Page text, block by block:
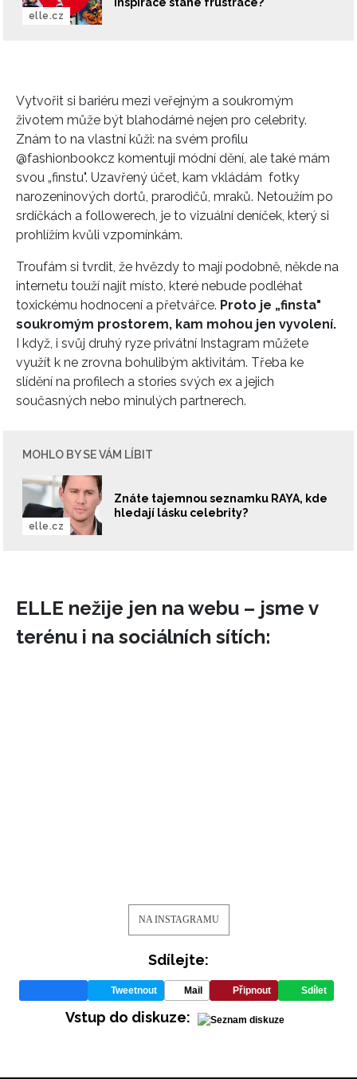
INFORMACE
REDAKCE
elle.cz
Vytvořit si bariéru mezi veřejným a soukromým
životem může být blahodárné nejen pro celebrity.
Znám to na vlastní kůži: na svém profilu
@fashionbookcz komentuji módní dění, ale také mám
svou „finstu". Uzavřený účet, kam vkládám fotky
narozeninových dortů, prarodičů, mraků. Netoužím po
srdíčkách a followerech, je to vizuální deníček, který si
prohlížím kvůli vzpomínkám.
Troufám si tvrdit, že hvězdy to mají podobně, někde na
internetu touží najít místo, které nebude podléhat
toxickému hodnocení a přetvářce. Proto je „finsta"
soukromým prostorem, kam mohou jen vyvolení.
I když, i svůj druhý ryze privátní Instagram můžete
využít k ne zrovna bohulibým aktivitám. Třeba ke
slídění na profilech a stories svých ex a jejich
současných nebo minulých partnerech.
MOHLO BY SE VÁM LÍBIT
Znáte tajemnou seznamku RAYA, kde
hledají lásku celebrity?
elle.cz
ELLE nežije jen na webu – jsme v
terénu i na sociálních sítích:
NA INSTAGRAMU
Sdílejte:
Tweetnout Mail Připnout Sdílet
Vstup do diskuze: